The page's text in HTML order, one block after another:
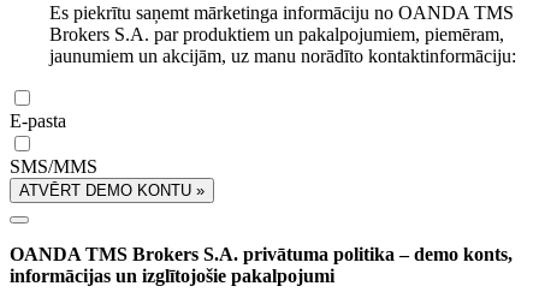
Es piekrītu saņemt mārketinga informāciju no OANDA TMS
Brokers S.A. par produktiem un pakalpojumiem, piemēram,
jaunumiem un akcijām, uz manu norādīto kontaktinformāciju:
E-pasta
SMS/MMS
ATVĒRT DEMO KONTU »
OANDA TMS Brokers S.A. privātuma politika – demo konts,
informācijas un izglītojošie pakalpojumi